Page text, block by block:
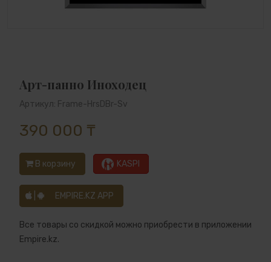
Арт-панно Иноходец
Артикул: Frame-HrsDBr-Sv
390 000 ₸
В корзину KASPI
EMPIRE.KZ APP
Все товары со скидкой можно приобрести в приложении
Empire.kz.